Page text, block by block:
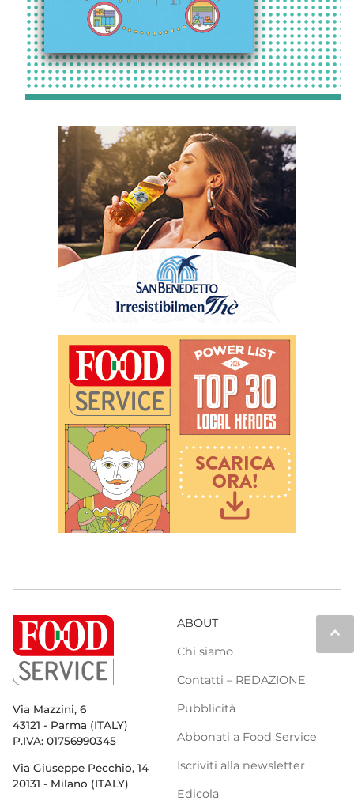
keyboard_arrow_up
Via Mazzini, 6
43121 - Parma (ITALY)
P.IVA: 01756990345
Via Giuseppe Pecchio, 14
20131 - Milano (ITALY)
ABOUT
Chi siamo
Contatti – REDAZIONE
Pubblicità
Abbonati a Food Service
Iscriviti alla newsletter
Edicola